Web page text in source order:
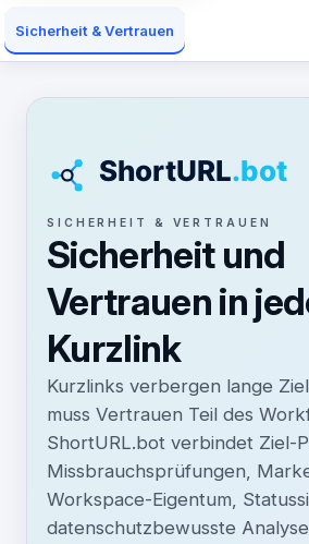
Sicherheit & Vertrauen
SICHERHEIT & VERTRAUEN
Sicherheit und
Vertrauen in
Kurzlink
Kurzlinks verbergen lange
muss Vertrauen Teil des
ShortURL.bot verbindet Ziel-
Missbrauchsprüfungen,
Workspace-Eigentum,
datenschutzbewusste